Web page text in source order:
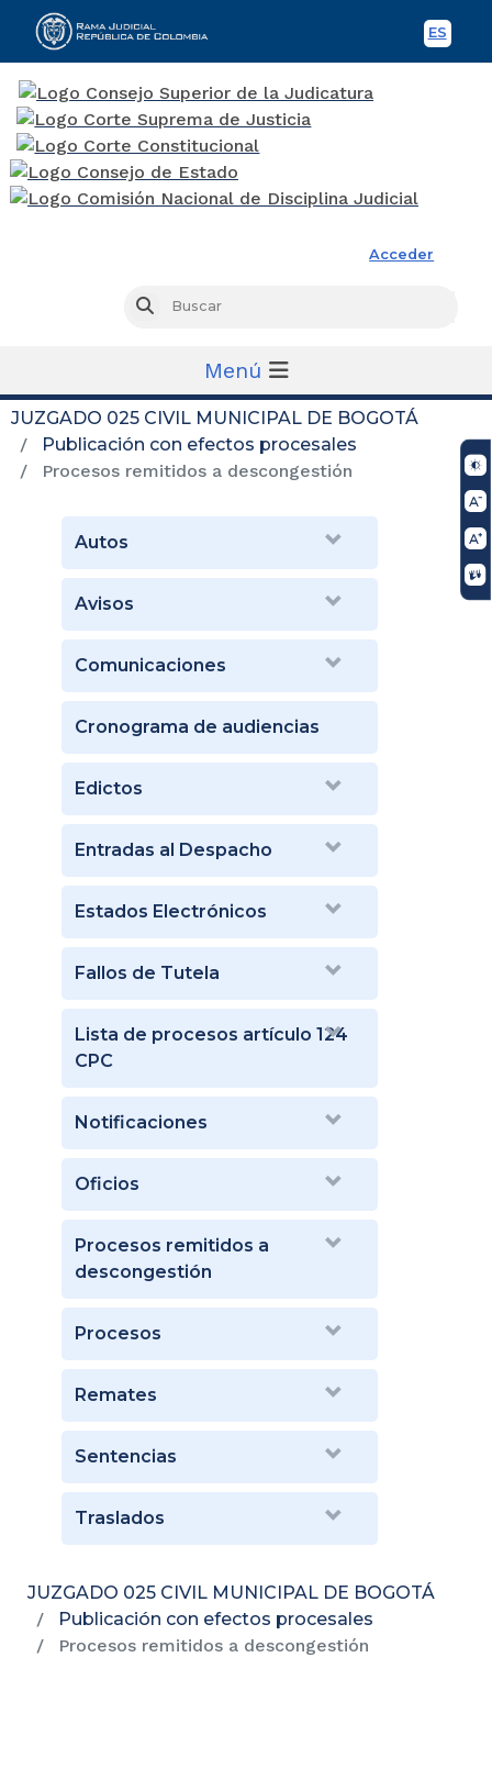
ES
Acceder
Buscar
Menú
JUZGADO 025 CIVIL MUNICIPAL DE BOGOTÁ
Publicación con efectos procesales
Procesos remitidos a descongestión
Autos
Avisos
Comunicaciones
Cronograma de audiencias
Edictos
Entradas al Despacho
Estados Electrónicos
Fallos de Tutela
Lista de procesos artículo 124
CPC
Notificaciones
Oficios
Procesos remitidos a
descongestión
Procesos
Remates
Sentencias
Traslados
JUZGADO 025 CIVIL MUNICIPAL DE BOGOTÁ
Publicación con efectos procesales
Procesos remitidos a descongestión